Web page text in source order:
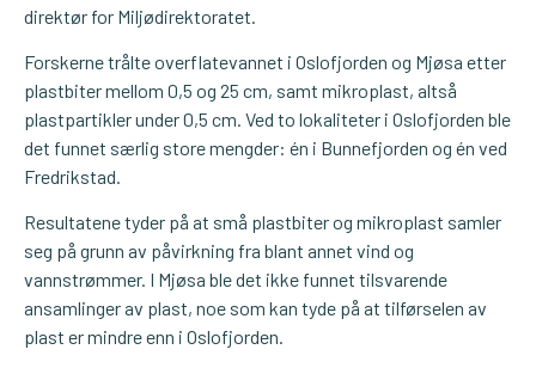
direktør for Miljødirektoratet.
Forskerne trålte overflatevannet i Oslofjorden og Mjøsa etter
plastbiter mellom 0,5 og 25 cm, samt mikroplast, altså
plastpartikler under 0,5 cm. Ved to lokaliteter i Oslofjorden ble
det funnet særlig store mengder: én i Bunnefjorden og én ved
Fredrikstad.
Resultatene tyder på at små plastbiter og mikroplast samler
seg på grunn av påvirkning fra blant annet vind og
vannstrømmer. I Mjøsa ble det ikke funnet tilsvarende
ansamlinger av plast, noe som kan tyde på at tilførselen av
plast er mindre enn i Oslofjorden.